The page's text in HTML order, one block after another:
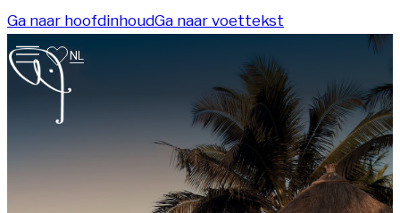
Ga naar hoofdinhoudGa naar voettekst
NL